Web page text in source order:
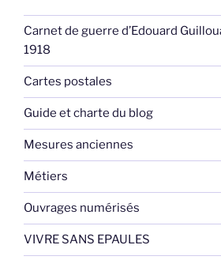
Carnet de guerre d’Edouard
1918
Cartes postales
Guide et charte du blog
Mesures anciennes
Métiers
Ouvrages numérisés
VIVRE SANS EPAULES